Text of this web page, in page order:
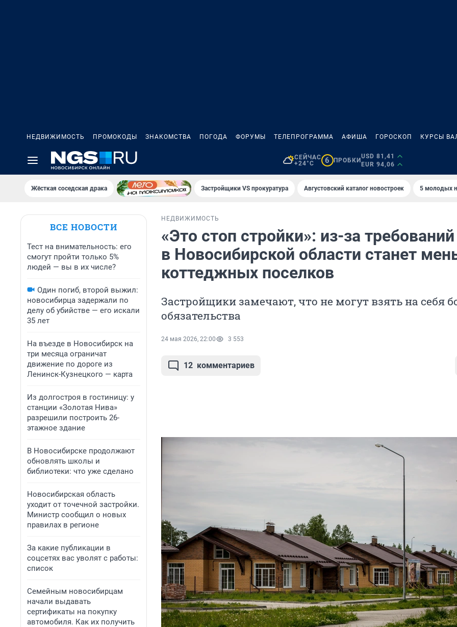
НЕДВИЖИМОСТЬ ПРОМОКОДЫ ЗНАКОМСТВА ПОГОДА ФОРУМЫ ТЕЛЕПРОГРАММА АФИША ГОРОСКОП КУРСЫ
СЕЙЧАС
+24°C
6 ПРОБКИ
USD 81,41
EUR 94,06
Жёсткая соседская драка Застройщики VS прокуратура Августовский каталог новостроек 5 молодых
ВСЕ НОВОСТИ
Тест на внимательность: его
смогут пройти только 5%
людей — вы в их числе?
Один погиб, второй выжил:
новосибирца задержали по
делу об убийстве — его искали
35 лет
На въезде в Новосибирск на
три месяца ограничат
движение по дороге из
Ленинск-Кузнецкого — карта
Из долгостроя в гостиницу: у
станции «Золотая Нива»
разрешили построить 26-
этажное здание
В Новосибирске продолжают
обновлять школы и
библиотеки: что уже сделано
Новосибирская область
уходит от точечной застройки.
Министр сообщил о новых
правилах в регионе
За какие публикации в
соцсетях вас уволят с работы:
список
Семейным новосибирцам
начали выдавать
сертификаты на покупку
автомобиля. Как их получить
НЕДВИЖИМОСТЬ
«Это стоп стройки»: из-за
в Новосибирской области станет
коттеджных поселков
Застройщики замечают, что не могут взять на себя
обязательства
24 мая 2026, 22:00 3 553
12 комментариев